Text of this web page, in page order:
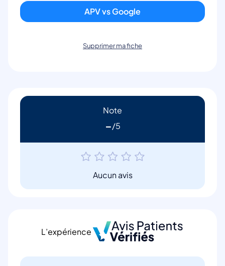
APV vs Google
Supprimer ma fiche
Note
-
Aucun avis
L’expérience